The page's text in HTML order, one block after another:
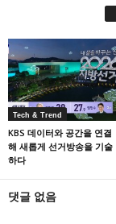
Tech & Trend
KBS 데이터와 공간을 연결
해 새롭게 선거방송을 기술
하다
댓글 없음